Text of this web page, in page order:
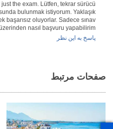
the exam. Lütfen, tekrar sürücü
bulunmak istiyorum. Yaklaşık
başarısız oluyorlar. Sadece sınav
nasıl başvuru yapabilirim?
پاسخ به این نظر
صفحات مرتبط